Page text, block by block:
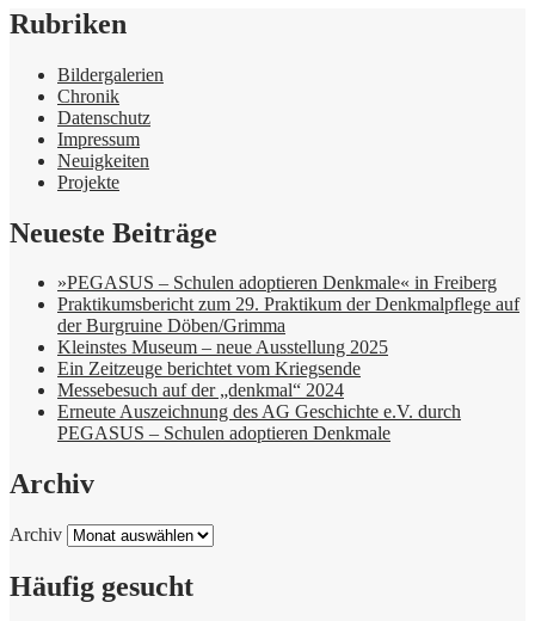
Rubriken
Bildergalerien
Chronik
Datenschutz
Impressum
Neuigkeiten
Projekte
Neueste Beiträge
»PEGASUS – Schulen adoptieren Denkmale« in Freiberg
Praktikumsbericht zum 29. Praktikum der Denkmalpflege auf
der Burgruine Döben/Grimma
Kleinstes Museum – neue Ausstellung 2025
Ein Zeitzeuge berichtet vom Kriegsende
Messebesuch auf der „denkmal“ 2024
Erneute Auszeichnung des AG Geschichte e.V. durch
PEGASUS – Schulen adoptieren Denkmale
Archiv
Archiv
Häufig gesucht